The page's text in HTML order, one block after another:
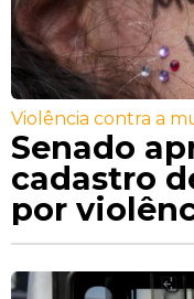
Violência contra a
Senado
cadastro
por